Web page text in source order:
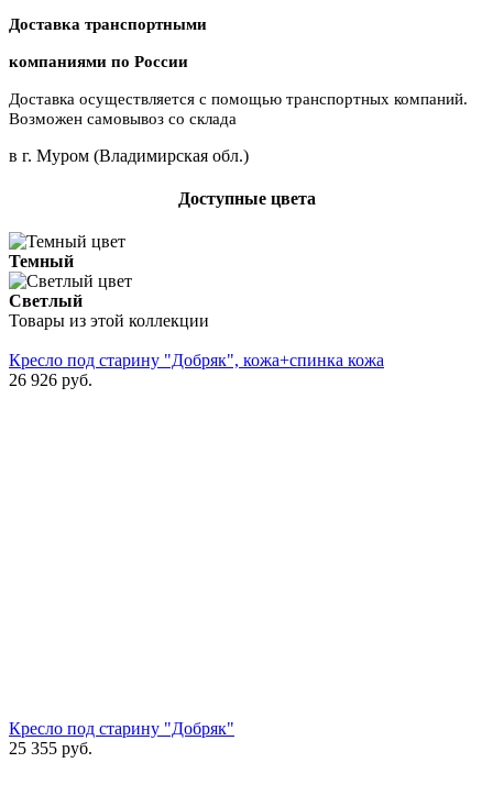
Доставка транспортными
компаниями по России
Доставка осуществляется с помощью транспортных компаний.
Возможен самовывоз со склада
в г. Муром (Владимирская обл.)
Доступные цвета
Темный
Светлый
Товары из этой коллекции
Кресло под старину "Добряк", кожа+спинка кожа
26 926 руб.
Кресло под старину "Добряк"
25 355 руб.